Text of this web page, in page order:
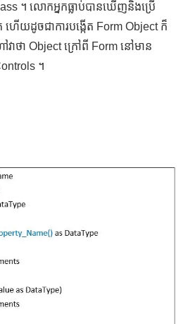
។ លោកអ្នកធ្លាប់បានឃើញនិងប្រើ
ហើយដូចជាការបង្កើត Form Object ក៏
វាថា Object ក្រៅពី Form នៅមាន
។